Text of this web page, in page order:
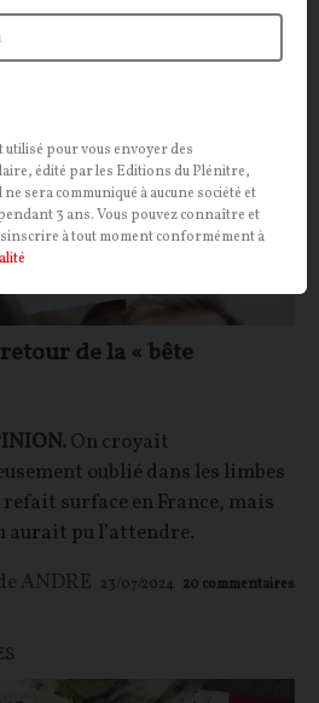
de la « bête
On croyait
oublié dans les limbes
surface en France, mais
aurait pu l’attendre.
ANDRE 23/07/2024 20 commentaires
utilisé pour vous envoyer des
édité par les Editions du Plénitre,
sera communiqué à aucune société et
3 ans. Vous pouvez connaître et
à tout moment conformément à